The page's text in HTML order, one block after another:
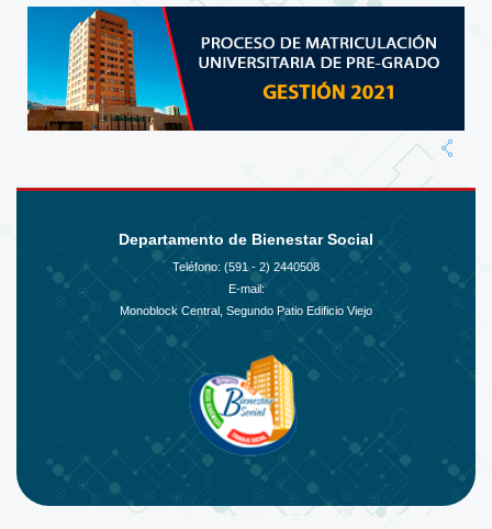
Departamento de Bienestar Social
Teléfono: (591 - 2) 2440508
E-mail:
Monoblock Central, Segundo Patio Edificio Viejo